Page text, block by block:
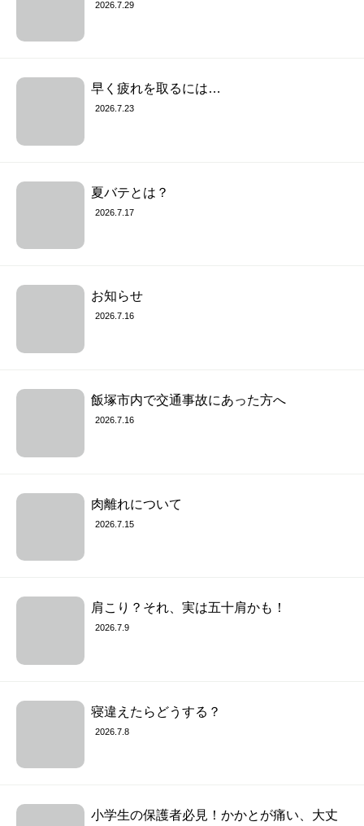
2026.7.29
早く疲れを取るには…
2026.7.23
夏バテとは？
2026.7.17
お知らせ
2026.7.16
飯塚市内で交通事故にあった方へ
2026.7.16
肉離れについて
2026.7.15
肩こり？それ、実は五十肩かも！
2026.7.9
寝違えたらどうする？
2026.7.8
小学生の保護者必見！かかとが痛い、大丈